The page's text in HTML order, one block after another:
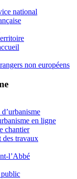
national
non européens
en ligne
chantier
des travaux
l’Abbé
public